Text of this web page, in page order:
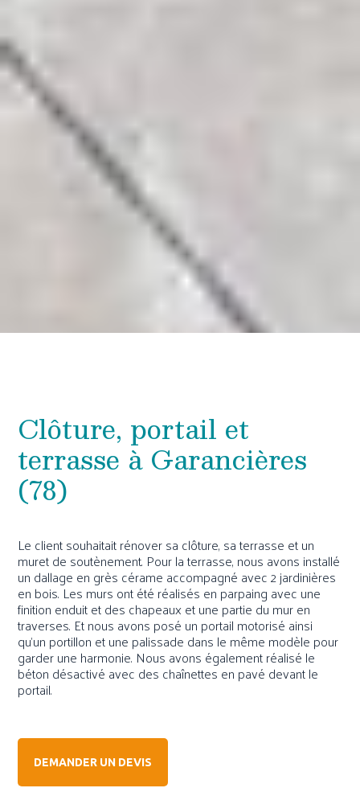
Clôture, portail et
terrasse à Garancières
(78)
Le client souhaitait rénover sa clôture, sa terrasse et un
muret de soutènement. Pour la terrasse, nous avons installé
un dallage en grès cérame accompagné avec 2 jardinières
en bois. Les murs ont été réalisés en parpaing avec une
finition enduit et des chapeaux et une partie du mur en
traverses. Et nous avons posé un portail motorisé ainsi
qu'un portillon et une palissade dans le même modèle pour
garder une harmonie. Nous avons également réalisé le
béton désactivé avec des chaînettes en pavé devant le
portail.
DEMANDER UN DEVIS